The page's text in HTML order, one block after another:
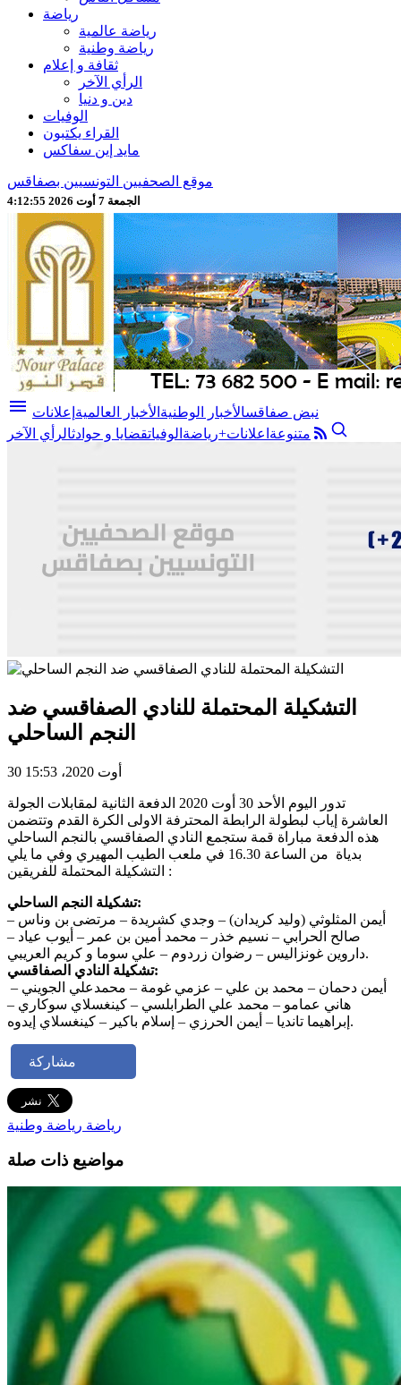
رياضة
رياضة عالمية
رياضة وطنية
ثقافة و إعلام
الرأي الآخر
دين و دنيا
الوفيات
القراء يكتبون
مايد إين سفاكس
موقع الصحفيين التونسيين بصفاقس
الجمعة 7 أوت 2026 4:12:57
menu نبض صفاقسالأخبار الوطنية الأخبار العالمية إعلانات
متنوعة اعلانات+رياضة الوفياتقضايا و حوادثالرأي الآخر
التشكيلة المحتملة للنادي الصفاقسي ضد
النجم الساحلي
30 أوت 2020، 15:53
تدور اليوم الأحد 30 أوت 2020 الدفعة الثانية لمقابلات الجولة
العاشرة إياب لبطولة الرابطة المحترفة الاولى الكرة القدم وتتضمن
هذه الدفعة مباراة قمة ستجمع النادي الصفاقسي بالنجم الساحلي
بدياة من الساعة 16.30 في ملعب الطيب المهيري وفي ما يلي
التشكيلة المحتملة للفريقين :
تشكيلة النجم الساحلي:
أيمن المثلوثي (وليد كريدان) – وجدي كشريدة – مرتضى بن وناس –
صالح الحرابي – نسيم خذر – محمد أمين بن عمر – أيوب عياد –
داروين غونزاليس – رضوان زردوم – علي سوما و كريم العريبي.
تشكيلة النادي الصفاقسي:
هاني عمامو – محمد علي الطرابلسي – كينغسلاي سوكاري –
إبراهيما تانديا – أيمن الحرزي – إسلام باكير – كينغسلاي إيدوه.
مشاركة
رياضة رياضة وطنية
مواضيع ذات صلة